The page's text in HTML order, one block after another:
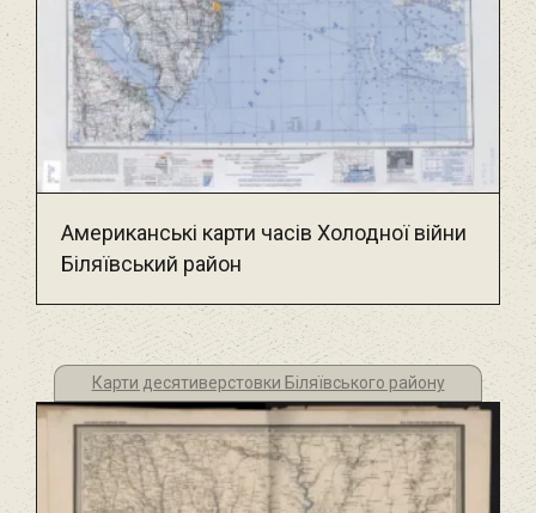
Американські карти часів Холодної війни
Біляївський район
Карти десятиверстовки Біляївського району